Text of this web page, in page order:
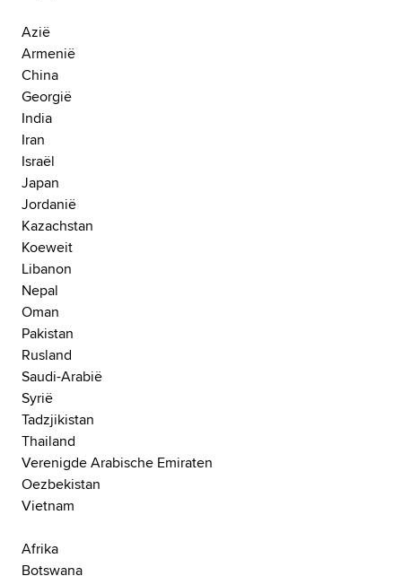
Azië
Armenië
China
Georgië
India
Iran
Israël
Japan
Jordanië
Kazachstan
Koeweit
Libanon
Nepal
Oman
Pakistan
Rusland
Saudi-Arabië
Syrië
Tadzjikistan
Thailand
Verenigde Arabische Emiraten
Oezbekistan
Vietnam
Afrika
Botswana